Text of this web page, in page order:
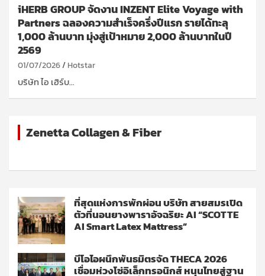
iHERB GROUP จัดงาน INZENT Elite Voyage with
Partners ฉลองความสำเร็จครึ่งปีแรก รายได้ทะลุ
1,000 ล้านบาท มุ่งสู่เป้าหมาย 2,000 ล้านบาทในปี
2569
01/07/2026 Hotstar
บริษัท ไอ เฮิร์บ…
Zenetta Collagen & Fiber
ที่สุดแห่งการพักผ่อน บริษัท สายสมรเปิด
ตัวที่นอนยางพาราอัจฉริยะ AI “SCOTTE
AI Smart Latex Mattress”
บีโอไอผนึกพันธมิตรจัด THECA 2026
เชื่อมห่วงโซ่อิเล็กทรอนิกส์ หนุนไทยสู่ฐาน